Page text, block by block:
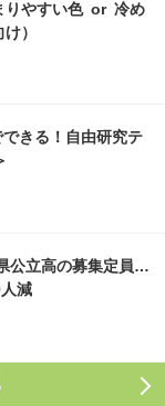
りやすい色 or 冷め
）
できる！自由研究テ
公立高の募集定員…
減